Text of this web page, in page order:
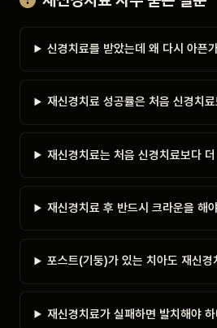
신경치료를 받았는데 왜 다시 아픈
재신경치료 성공률은 처음 신경치
재신경치료는 처음 신경치료보다
재신경치료 후 반드시 크라운을 해
포스트(기둥)가 있는 치아도 재신경
재신경치료가 실패하면 발치해야